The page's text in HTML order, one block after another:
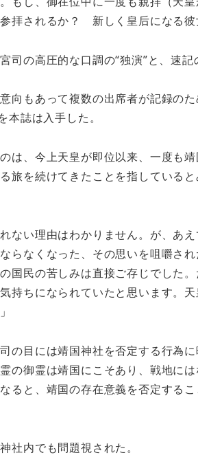
拝されるか？ 新しく皇后になる彼
司の高圧的な口調の“独演”と、速
向もあって複数の出席者が記録の
誌は入手した。
は、今上天皇が即位以来、一度も
旅を続けてきたことを指している
ない理由はわかりません。が、あ
らなくなった、その思いを咀嚼さ
国民の苦しみは直接ご存じでした
持ちになられていたと思います。
の目には靖国神社を否定する行為に
の御霊は靖国にこそあり、戦地に
ると、靖国の存在意義を否定する
社内でも問題視された。